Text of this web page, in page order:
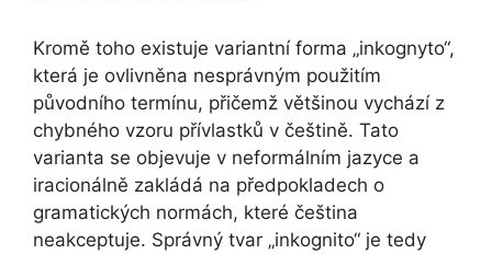
Kromě toho existuje variantní forma „inkognyto“,
která je ovlivněna nesprávným použitím
původního termínu, přičemž většinou vychází z
chybného vzoru přívlastků v češtině. Tato
varianta se objevuje v neformálním jazyce a
iracionálně zakládá na předpokladech o
gramatických normách, které čeština
neakceptuje. Správný tvar „inkognito“ je tedy